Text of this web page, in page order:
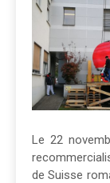
Le 22
de Suisse